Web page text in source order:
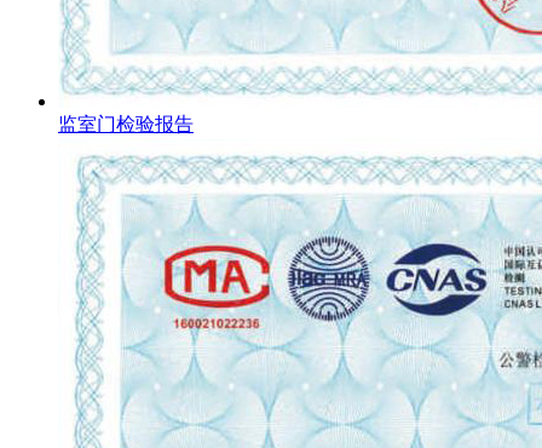
监室门检验报告